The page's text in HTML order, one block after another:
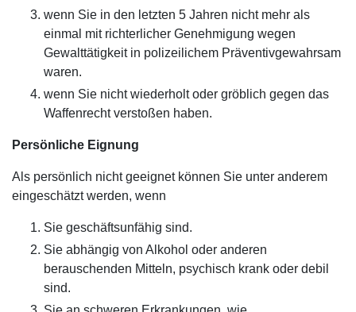
wenn Sie in den letzten 5 Jahren nicht mehr als
einmal mit richterlicher Genehmigung wegen
Gewalttätigkeit in polizeilichem Präventivgewahrsam
waren.
wenn Sie nicht wiederholt oder gröblich gegen das
Waffenrecht verstoßen haben.
Persönliche Eignung
Als persönlich nicht geeignet können Sie unter anderem
eingeschätzt werden, wenn
Sie geschäftsunfähig sind.
Sie abhängig von Alkohol oder anderen
berauschenden Mitteln, psychisch krank oder debil
sind.